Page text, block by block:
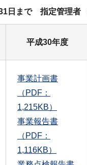
日まで 指定管理
平成30年度
事業計画書
（PDF：
1,215KB）
事業報告書
（PDF：
1,116KB）